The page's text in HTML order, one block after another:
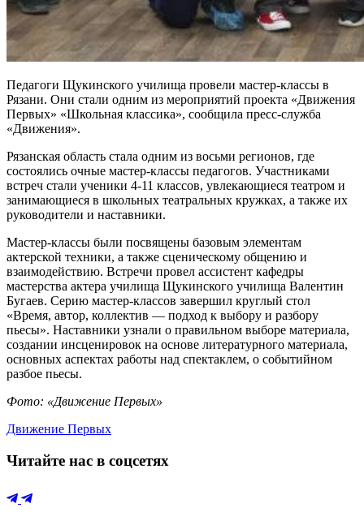
Педагоги Щукинского училища провели мастер-классы в
Рязани. Они стали одним из мероприятий проекта «Движения
Первых» «Школьная классика», сообщила пресс-служба
«Движения».
Рязанская область стала одним из восьми регионов, где
состоялись очные мастер-классы педагогов. Участниками
встреч стали ученики 4-11 классов, увлекающиеся театром и
занимающиеся в школьных театральных кружках, а также их
руководители и наставники.
Мастер-классы были посвящены базовым элементам
актерской техники, а также сценическому общению и
взаимодействию. Встречи провел ассистент кафедры
мастерства актера училища Щукинского училища Валентин
Бугаев. Серию мастер-классов завершил круглый стол
«Время, автор, коллектив — подход к выбору и разбору
пьесы». Наставники узнали о правильном выборе материала,
создании инсценировок на основе литературного материала,
основных аспектах работы над спектаклем, о событийном
разбое пьесы.
Фото: «Движение Первых»
Движение Первых
Читайте нас в соцсетях